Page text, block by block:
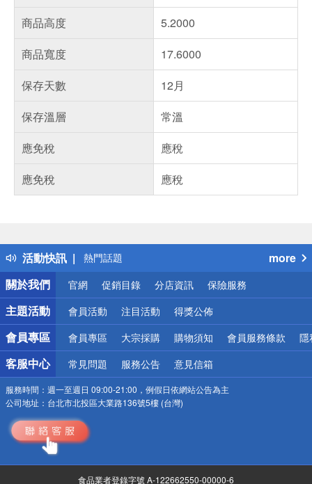
商品高度
5.2000
商品寬度
17.6000
保存天數
12月
保存溫層
常溫
應免稅
應稅
應免稅
應稅
活動快訊
得獎公告
熱門話題
銀行優惠
偏遠地區配送
詐騙網頁！請小心！
more
關於我們
官網 促銷目錄 分店資訊 保險服務
主題活動 會員活動 注目活動 得獎公佈
會員專區 會員專區 大宗採購 購物須知 會員服務條款 隱
客服中心 常見問題 服務公告 意見信箱
服務時間： 週一至週日 09:00-21:00，例假日依網站公告為主
公司地址： 台北市北投區大業路136號5樓 (台灣)
食品業者登錄字號 A-122662550-00000-6